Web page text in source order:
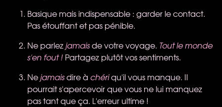
Basique mais indispensable : garder le contact.
Pas étouffant et pas pénible.
Ne parlezjamaisde votre voyage. Tout le monde
s'en fout ! Partagez plutôt vos sentiments.
Nejamaisdire à chériqu'il vous manque. Il
pourrait s'apercevoir que vous ne lui manquez
pas tant que ça. L'erreur ultime !